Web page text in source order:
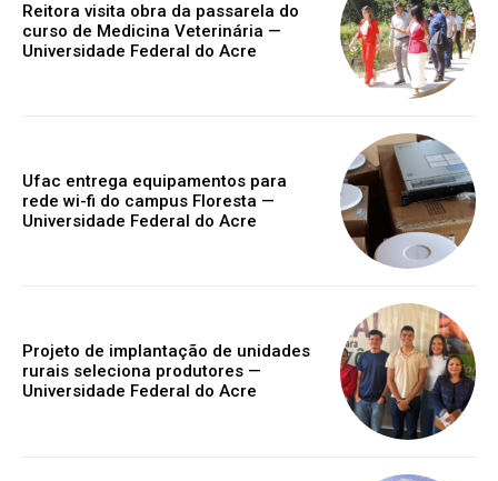
Reitora visita obra da passarela do
curso de Medicina Veterinária —
Universidade Federal do Acre
Ufac entrega equipamentos para
rede wi-fi do campus Floresta —
Universidade Federal do Acre
Projeto de implantação de unidades
rurais seleciona produtores —
Universidade Federal do Acre